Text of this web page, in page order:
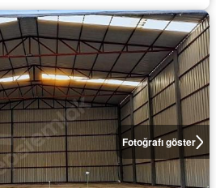
Fotoğrafı göster